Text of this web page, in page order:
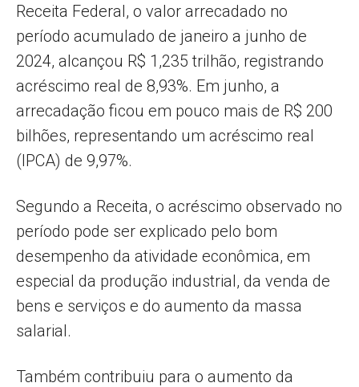
Receita Federal, o valor arrecadado no
período acumulado de janeiro a junho de
2024, alcançou R$ 1,235 trilhão, registrando
acréscimo real de 8,93%. Em junho, a
arrecadação ficou em pouco mais de R$ 200
bilhões, representando um acréscimo real
(IPCA) de 9,97%.
Segundo a Receita, o acréscimo observado no
período pode ser explicado pelo bom
desempenho da atividade econômica, em
especial da produção industrial, da venda de
bens e serviços e do aumento da massa
salarial.
Também contribuiu para o aumento da